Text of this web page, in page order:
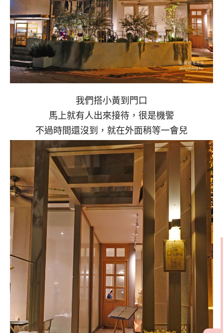
我們搭小黃到門口
馬上就有人出來接待，很是機警
不過時間還沒到，就在外面稍等一會兒